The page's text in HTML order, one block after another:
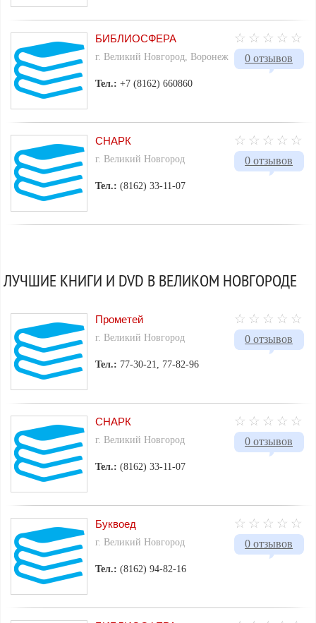
0 отзывов
БИБЛИОСФЕРА
г. Великий Новгород, Воронеж
Тел.:+7 (8162) 660860
0 отзывов
СНАРК
г. Великий Новгород
Тел.:(8162) 33-11-07
ЛУЧШИЕ КНИГИ И DVD В ВЕЛИКОМ НОВГОРОДЕ
0 отзывов
Прометей
г. Великий Новгород
Тел.: 77-30-21, 77-82-96
0 отзывов
СНАРК
г. Великий Новгород
Тел.:(8162) 33-11-07
0 отзывов
Буквоед
г. Великий Новгород
Тел.:(8162) 94-82-16